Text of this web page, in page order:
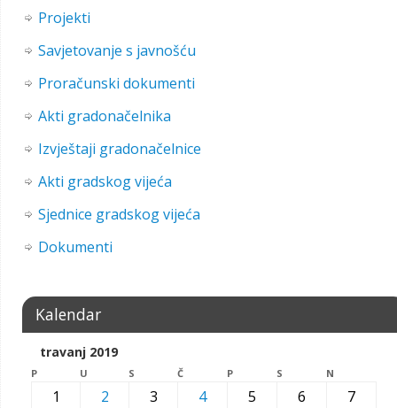
Projekti
Savjetovanje s javnošću
Proračunski dokumenti
Akti gradonačelnika
Izvještaji gradonačelnice
Akti gradskog vijeća
Sjednice gradskog vijeća
Dokumenti
Kalendar
travanj 2019
P U S Č P S N
1 2 3 4 5 6
7